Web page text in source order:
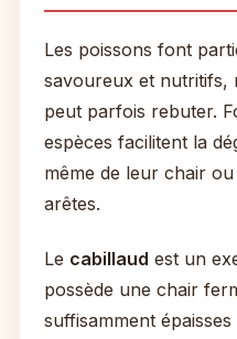
Les poissons font
savoureux et nutritifs,
peut parfois rebuter.
espèces facilitent la
même de leur chair
arêtes.
Le cabillaud est un
possède une chair
suffisamment